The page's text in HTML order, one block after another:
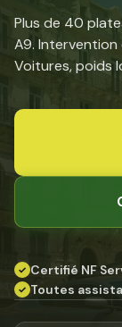
Plus de 40
A9. Intervention
Voitures, poids
✓ Certifié NF
✓ Toutes